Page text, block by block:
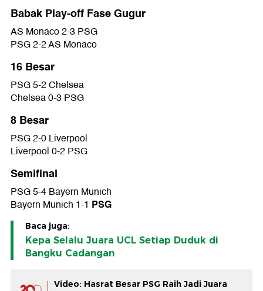
Babak Play-off Fase Gugur
AS Monaco 2-3 PSG
PSG 2-2 AS Monaco
16 Besar
PSG 5-2 Chelsea
Chelsea 0-3 PSG
8 Besar
PSG 2-0 Liverpool
Liverpool 0-2 PSG
Semifinal
PSG5-4 Bayern Munich
Bayern Munich 1-1 PSG
Baca juga:
Kepa Selalu Juara UCL Setiap Duduk di
Bangku Cadangan
Video: Hasrat Besar PSG Raih Jadi Juara